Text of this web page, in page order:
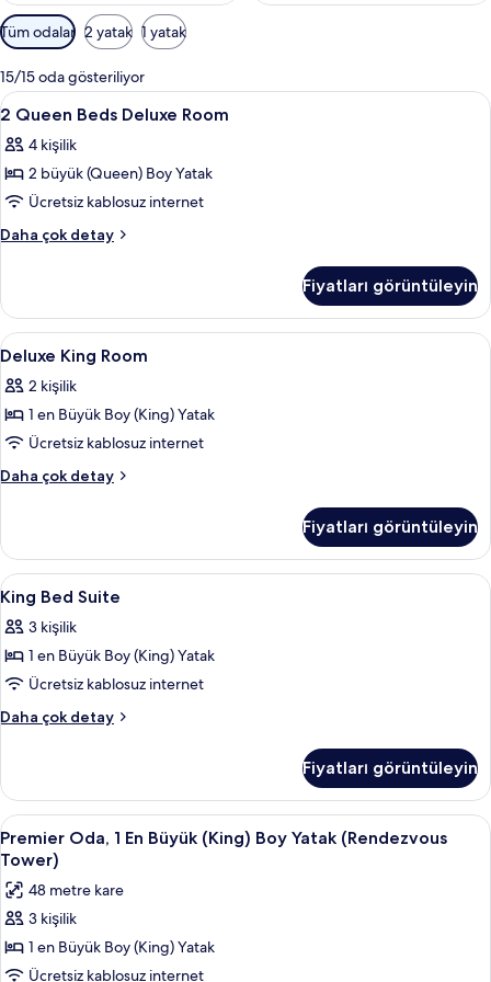
Odalar
için
mevcut
filtreler
Tüm odalar 2 yatak 1 yatak
15/15 oda gösteriliyor
2
Queen
Beds
Deluxe
Room
için
görün
Anti alerjik yatak takımı, odada
6
2 Queen Beds Deluxe Room
4 kişilik
2 büyük (Queen) Boy Yatak
Ücretsiz kablosuz internet
Daha çok detay
2
Room
hakkında
daha
detay
Fiyatları görüntüleyin
Deluxe
King
Room
için
tüm
fotoğrafları
Anti alerjik yatak takımı, odada
10
Deluxe King Room
2 kişilik
1 en Büyük Boy (King) Yatak
Ücretsiz kablosuz internet
Daha çok detay
Deluxe
daha
fazla
detay
Fiyatları görüntüleyin
King
Bed
Suite
için
tüm
fotoğrafları
Anti alerjik yatak takımı, odada
11
King Bed Suite
3 kişilik
1 en Büyük Boy (King) Yatak
Ücretsiz kablosuz internet
Daha çok detay
King
daha
fazla
detay
Fiyatları görüntüleyin
Premier
Oda,
1
En
Büyük
(King)
Anti alerjik yatak takımı, odada
8
Premier Oda, 1 En Büyük (King) Boy Yatak (Rendezvous
Tower)
48 metre kare
3 kişilik
1 en Büyük Boy (King) Yatak
Ücretsiz kablosuz internet